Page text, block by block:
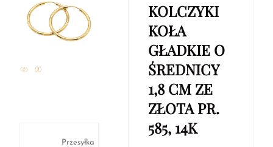
Przesyłka
KOLCZYKI
KOŁA
GŁADKIE O
ŚREDNICY
1,8 CM ZE
ZŁOTA PR.
585, 14K